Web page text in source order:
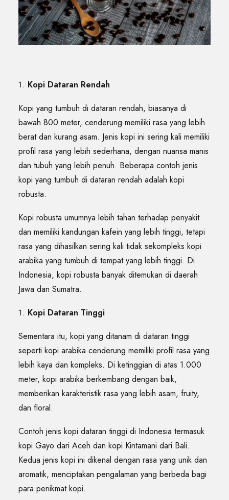
Kopi Dataran Rendah
Kopi yang tumbuh di dataran rendah, biasanya di
bawah 800 meter, cenderung memiliki rasa yang lebih
berat dan kurang asam. Jenis kopi ini sering kali memiliki
profil rasa yang lebih sederhana, dengan nuansa manis
dan tubuh yang lebih penuh. Beberapa contoh jenis
kopi yang tumbuh di dataran rendah adalah kopi
robusta.
Kopi robusta umumnya lebih tahan terhadap penyakit
dan memiliki kandungan kafein yang lebih tinggi, tetapi
rasa yang dihasilkan sering kali tidak sekompleks kopi
arabika yang tumbuh di tempat yang lebih tinggi. Di
Indonesia, kopi robusta banyak ditemukan di daerah
Jawa dan Sumatra.
Kopi Dataran Tinggi
Sementara itu, kopi yang ditanam di dataran tinggi
seperti kopi arabika cenderung memiliki profil rasa yang
lebih kaya dan kompleks. Di ketinggian di atas 1.000
meter, kopi arabika berkembang dengan baik,
memberikan karakteristik rasa yang lebih asam, fruity,
dan floral.
Contoh jenis kopi dataran tinggi di Indonesia termasuk
kopi Gayo dari Aceh dan kopi Kintamani dari Bali.
Kedua jenis kopi ini dikenal dengan rasa yang unik dan
aromatik, menciptakan pengalaman yang berbeda bagi
para penikmat kopi.